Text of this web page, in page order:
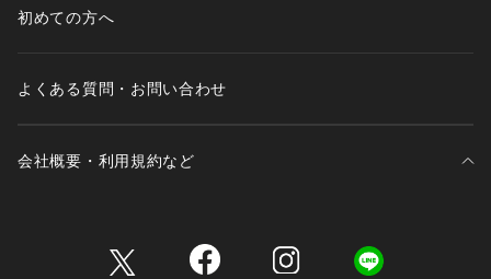
初めての方へ
よくある質問・お問い合わせ
会社概要・利用規約など